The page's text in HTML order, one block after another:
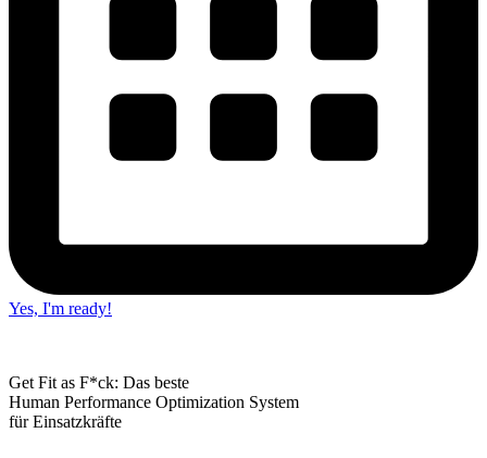
Yes, I'm ready!
Get Fit as F*ck: Das beste
Human Performance Optimization System
für Einsatzkräfte